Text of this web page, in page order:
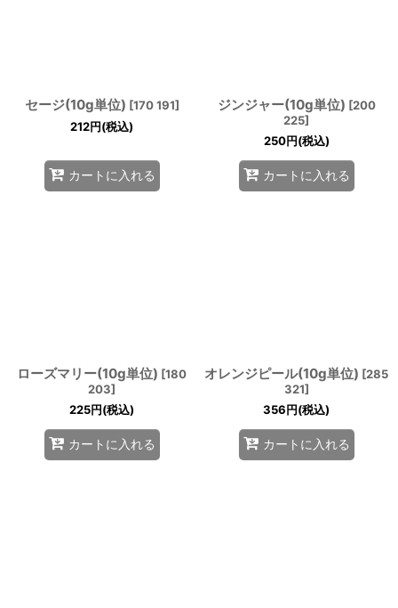
セージ(10g単位) [170 191]
212円(税込)
カートに入れる
ジンジャー(10g単位) [200
225]
250円(税込)
カートに入れる
ローズマリー(10g単位) [180
203]
225円(税込)
カートに入れる
オレンジピール(10g単位) [285
321]
356円(税込)
カートに入れる